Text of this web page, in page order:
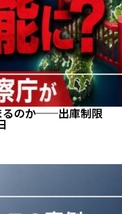
るのか──出庫制限